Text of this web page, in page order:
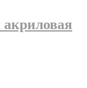
акриловая